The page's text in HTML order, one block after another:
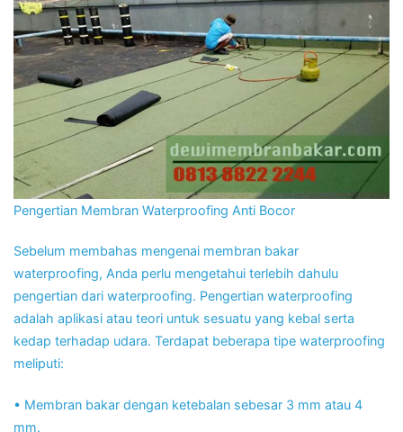
Pengertian Membran Waterproofing Anti Bocor
Sebelum membahas mengenai membran bakar
waterproofing, Anda perlu mengetahui terlebih dahulu
pengertian dari waterproofing. Pengertian waterproofing
adalah aplikasi atau teori untuk sesuatu yang kebal serta
kedap terhadap udara. Terdapat beberapa tipe waterproofing
meliputi:
• Membran bakar dengan ketebalan sebesar 3 mm atau 4
mm.